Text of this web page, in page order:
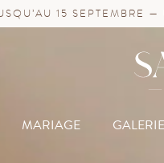
15 SEPTEMBRE
MARIAGE